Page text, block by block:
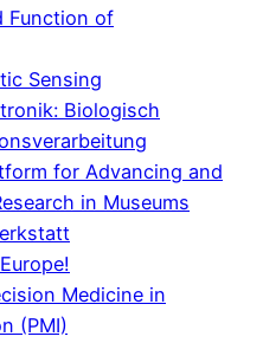
Function of
Sensing
Biologisch
for Advancing and
in Museums
Medicine in
(PMI)